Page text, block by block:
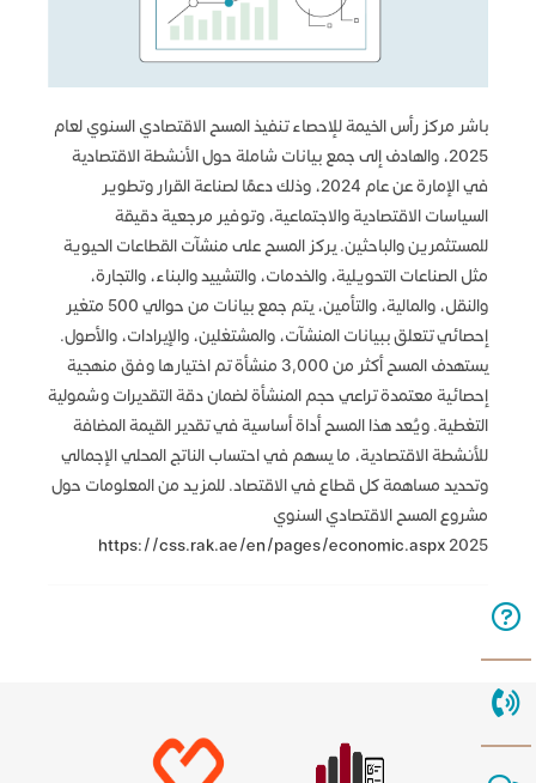
باشر مركز رأس الخيمة للإحصاء تنفيذ المسح الاقتصادي السنوي لعام
2025، والهادف إلى جمع بيانات شاملة حول الأنشطة الاقتصادية
في الإمارة عن عام 2024، وذلك دعمًا لصناعة القرار وتطوير
السياسات الاقتصادية والاجتماعية، وتوفير مرجعية دقيقة
للمستثمرين والباحثين. يركز المسح على منشآت القطاعات الحيوية
مثل الصناعات التحويلية، والخدمات، والتشييد والبناء، والتجارة،
والنقل، والمالية، والتأمين، يتم جمع بيانات من حوالي 500 متغير
إحصائي تتعلق ببيانات المنشآت، والمشتغلين، والإيرادات، والأصول.
يستهدف المسح أكثر من 3,000 منشأة تم اختيارها وفق منهجية
إحصائية معتمدة تراعي حجم المنشأة لضمان دقة التقديرات وشمولية
التغطية. ويُعد هذا المسح أداة أساسية في تقدير القيمة المضافة
للأنشطة الاقتصادية، ما يسهم في احتساب الناتج المحلي الإجمالي
وتحديد مساهمة كل قطاع في الاقتصاد. للمزيد من المعلومات حول
مشروع المسح الاقتصادي السنوي
2025
https://css.rak.ae/en/pages/economic.aspx